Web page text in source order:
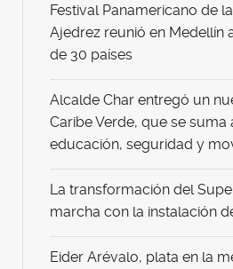
Festival Panamericano de
Ajedrez reunió en Medellín
de 30 países
Alcalde Char entregó un
Caribe Verde, que se suma
educación, seguridad y
La transformación del
marcha con la instalación
Eider Arévalo, plata en la